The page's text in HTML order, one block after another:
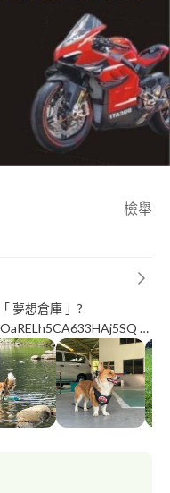
檢舉
夢想倉庫 」?
#
所有想實現騎乘夢想的人
儲」。 ?許O展
⬇️ 聯絡時間：
許武藏?
跟騷、人身及行車安全、